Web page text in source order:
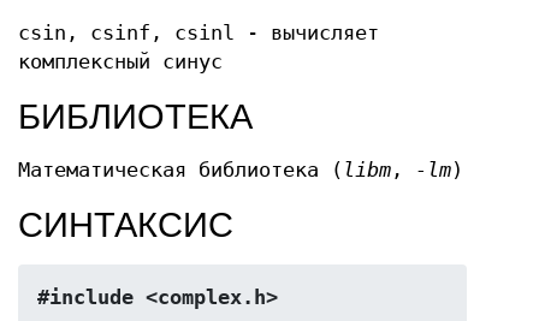
csin, csinf, csinl - вычисляет
комплексный синус
БИБЛИОТЕКА
Математическая библиотека ( libm , -lm)
СИНТАКСИС
#include <complex.h>